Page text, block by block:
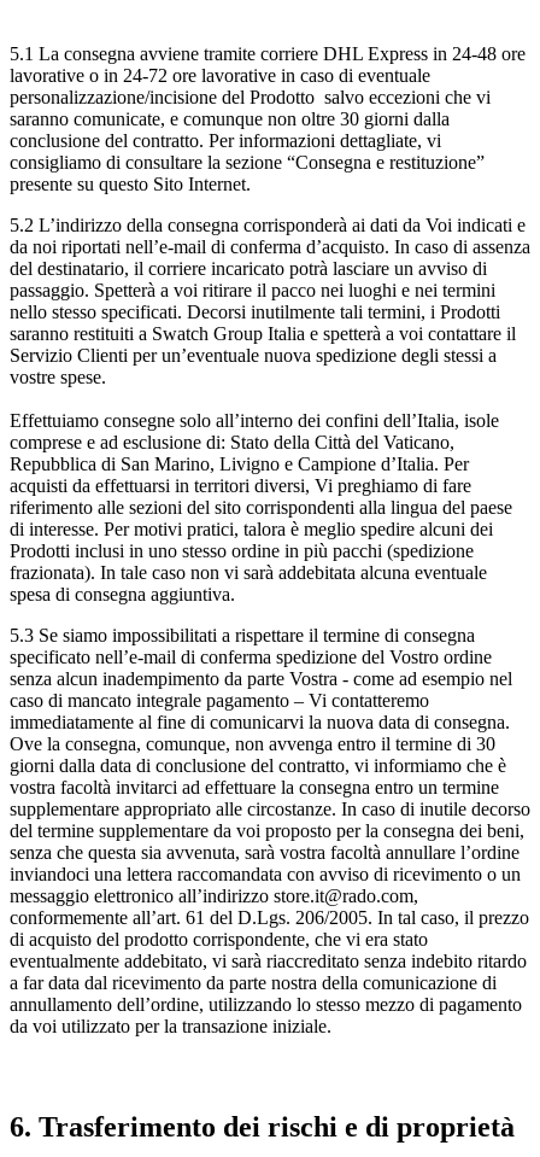
5.1 La consegna avviene tramite corriere DHL Express in 24-48 ore
lavorative o in 24-72 ore lavorative in caso di eventuale
personalizzazione/incisione del Prodotto salvo eccezioni che vi
saranno comunicate, e comunque non oltre 30 giorni dalla
conclusione del contratto. Per informazioni dettagliate, vi
consigliamo di consultare la sezione “Consegna e restituzione”
presente su questo Sito Internet.
5.2 L’indirizzo della consegna corrisponderà ai dati da Voi indicati e
da noi riportati nell’e-mail di conferma d’acquisto. In caso di assenza
del destinatario, il corriere incaricato potrà lasciare un avviso di
passaggio. Spetterà a voi ritirare il pacco nei luoghi e nei termini
nello stesso specificati. Decorsi inutilmente tali termini, i Prodotti
saranno restituiti a Swatch Group Italia e spetterà a voi contattare il
Servizio Clienti per un’eventuale nuova spedizione degli stessi a
vostre spese.
Effettuiamo consegne solo all’interno dei confini dell’Italia, isole
comprese e ad esclusione di: Stato della Città del Vaticano,
Repubblica di San Marino, Livigno e Campione d’Italia. Per
acquisti da effettuarsi in territori diversi, Vi preghiamo di fare
riferimento alle sezioni del sito corrispondenti alla lingua del paese
di interesse. Per motivi pratici, talora è meglio spedire alcuni dei
Prodotti inclusi in uno stesso ordine in più pacchi (spedizione
frazionata). In tale caso non vi sarà addebitata alcuna eventuale
spesa di consegna aggiuntiva.
5.3 Se siamo impossibilitati a rispettare il termine di consegna
specificato nell’e-mail di conferma spedizione del Vostro ordine
senza alcun inadempimento da parte Vostra - come ad esempio nel
caso di mancato integrale pagamento – Vi contatteremo
immediatamente al fine di comunicarvi la nuova data di consegna.
Ove la consegna, comunque, non avvenga entro il termine di 30
giorni dalla data di conclusione del contratto, vi informiamo che è
vostra facoltà invitarci ad effettuare la consegna entro un termine
supplementare appropriato alle circostanze. In caso di inutile decorso
del termine supplementare da voi proposto per la consegna dei beni,
senza che questa sia avvenuta, sarà vostra facoltà annullare l’ordine
inviandoci una lettera raccomandata con avviso di ricevimento o un
messaggio elettronico all’indirizzo store.it@rado.com,
conformemente all’art. 61 del D.Lgs. 206/2005. In tal caso, il prezzo
di acquisto del prodotto corrispondente, che vi era stato
eventualmente addebitato, vi sarà riaccreditato senza indebito ritardo
a far data dal ricevimento da parte nostra della comunicazione di
annullamento dell’ordine, utilizzando lo stesso mezzo di pagamento
da voi utilizzato per la transazione iniziale.
6. Trasferimento dei rischi e di proprietà